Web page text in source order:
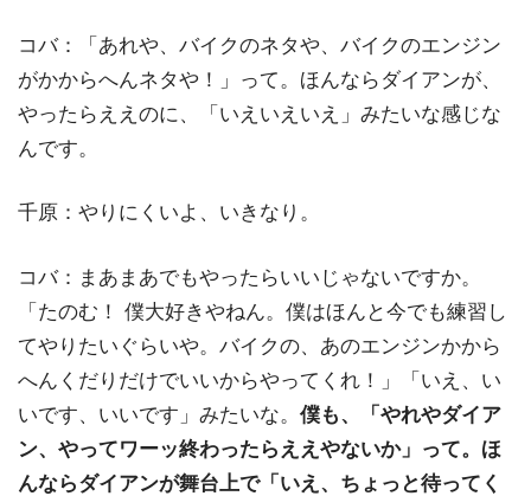
コバ：「あれや、バイクのネタや、バイクのエンジン
がかからへんネタや！」って。ほんならダイアンが、
やったらええのに、「いえいえいえ」みたいな感じな
んです。
千原：やりにくいよ、いきなり。
コバ：まあまあでもやったらいいじゃないですか。
「たのむ！ 僕大好きやねん。僕はほんと今でも練習し
てやりたいぐらいや。バイクの、あのエンジンかから
へんくだりだけでいいからやってくれ！」「いえ、い
いです、いいです」みたいな。 僕も、「やれやダイア
ン、やってワーッ終わったらええやないか」って。ほ
んならダイアンが舞台上で「いえ、ちょっと待ってく